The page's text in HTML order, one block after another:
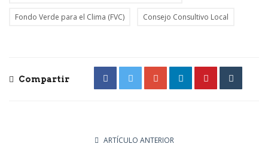
Fondo Verde para el Clima (FVC) Consejo Consultivo Local
Compartir
ARTÍCULO ANTERIOR